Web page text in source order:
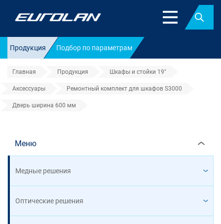
Найти
Продукция Подбор по параметрам
Главная Продукция Шкафы и стойки 19"
Аксессуары Ремонтный комплект для шкафов S3000
Дверь ширина 600 мм
Дверь ширина 600 мм
Меню
Медные решения
Оптические решения